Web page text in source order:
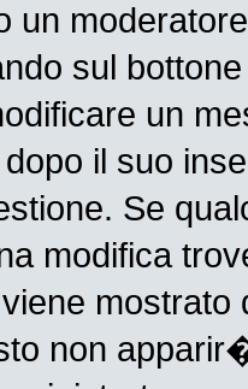
un
sul
un
il suo
Se
modifica
mostrato
non